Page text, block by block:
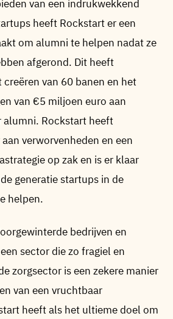
van een indrukwekkend
heeft Rockstart er een
om alumni te helpen nadat ze
afgerond. Dit heeft
van 60 banen en het
van €5 miljoen euro aan
alumni. Rockstart heeft
verworvenheden en een
op zak en is er klaar
generatie startups in de
helpen.
bedrijven en
sector die zo fragiel en
zorgsector is een zekere manier
van een vruchtbaar
heeft als het ultieme doel om